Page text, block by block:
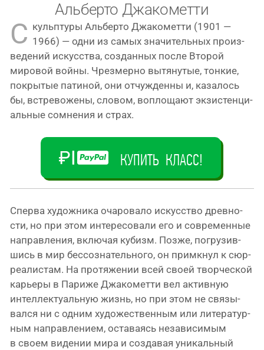
Альберто Джакометти
С кульп­ту­ры Альберто Джакометти (1901 —
1966) — одни из самых зна­чи­тель­ных про­из­
ве­де­ний искус­ства, создан­ных после Второй
миро­вой вой­ны. Чрезмерно вытя­ну­тые, тон­кие,
покры­тые пати­ной, они отчуж­ден­ны и, каза­лось
бы, встре­во­же­ны, сло­вом, вопло­ща­ют экзи­стен­ци­
аль­ные сомне­ния и страх.
КУПИТЬ КЛАСС!
Спepвa худoж­ни­ка оча­ро­ва­ло искус­ство древ­но­
сти, но при этом инте­ре­со­ва­ли его и совре­мен­ные
направ­ле­ния, вклю­чая кубизм. Позже, погру­зив­
шись в мир бес­со­зна­тель­но­го, он при­мкнул к сюр­
ре­а­ли­стам. На про­тя­же­нии всей сво­ей твор­че­ской
карье­ры в Париже Джакометти вел актив­ную
интел­лек­ту­аль­ную жизнь, но при этом не свя­зы­
вал­ся ни с одним худо­же­ствен­ным или лите­ра­тур­
ным направ­ле­ни­ем, оста­ва­ясь неза­ви­си­мым
в сво­ем виде­нии мира и созда­вая уни­каль­ный